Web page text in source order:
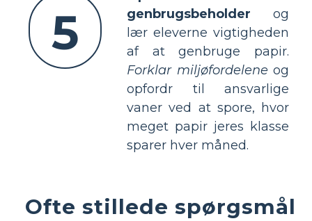
5
genbrugsbeholder og
lær eleverne vigtigheden
af at genbruge papir.
Forklar miljøfordelene og
opfordr til ansvarlige
vaner ved at spore, hvor
meget papir jeres klasse
sparer hver måned.
Ofte stillede spørgsmål